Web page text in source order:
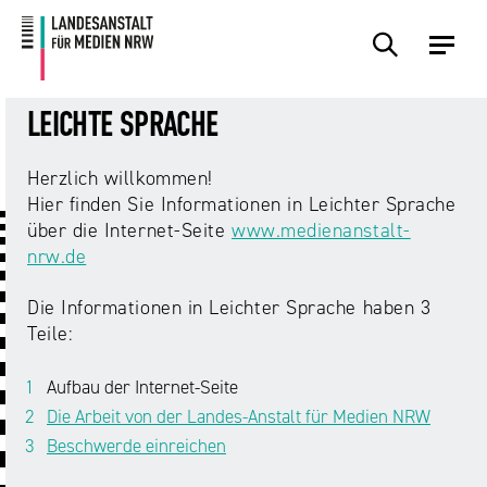
Zum
Inhalt
Zur
Navigation
Themen
Hass
Porno.
Missbrauch.
KI
in
der
Events
Audiopreis
Summit
NRW
Campusradio-
Preis
Service
Angebote
Angebote
Frage?
Wir
antworten!
Eltern
Medien
Internet-
und
Lehrmaterial
Über
Übersicht
Die
für
Medien
Aufsicht
Regulierung
TV
und
Streaming
Plattformen
Für
Anbietende
von
Medienplattformen
und
Die
Übersicht
Der
Vorsitzende
Presse
Pressemitteilungen
Bekanntmachungen
Download-
LEICHTE SPRACHE
Herzlich willkommen!
Hier finden Sie Informationen in Leichter Sprache
über die Internet-Seite www.medienanstalt-
nrw.de
Die Informationen in Leichter Sprache haben 3
Teile:
Aufbau der Internet-Seite
Die Arbeit von der Landes-Anstalt für Medien NRW
Beschwerde einreichen